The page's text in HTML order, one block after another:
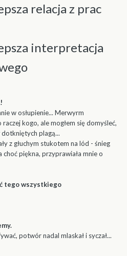
relacja z prac
interpretacja
w osłupienie... Merwyrm
kogo, ale mogłem się domyśleć,
plagą...
z głuchym stukotem na lód - śnieg
piękna, przyprawiała mnie o
tego wszystkiego
potwór nadal mlaskał i syczał...